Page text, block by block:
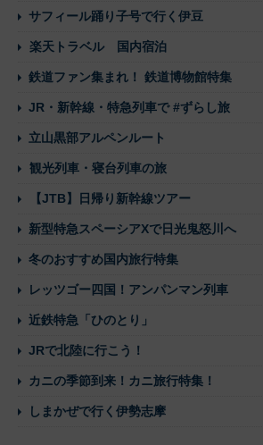
サフィール踊り子号で行く伊豆
楽天トラベル 国内宿泊
鉄道ファン集まれ！ 鉄道博物館特集
JR・新幹線・特急列車で #ずらし旅
立山黒部アルペンルート
観光列車・寝台列車の旅
【JTB】日帰り新幹線ツアー
新型特急スペーシアXで日光鬼怒川へ
冬のおすすめ国内旅行特集
レッツゴー四国！アンパンマン列車
近鉄特急「ひのとり」
JRで北陸に行こう！
カニの季節到来！カニ旅行特集！
しまかぜで行く伊勢志摩